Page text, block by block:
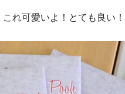
れ可愛いよ！とても良い！